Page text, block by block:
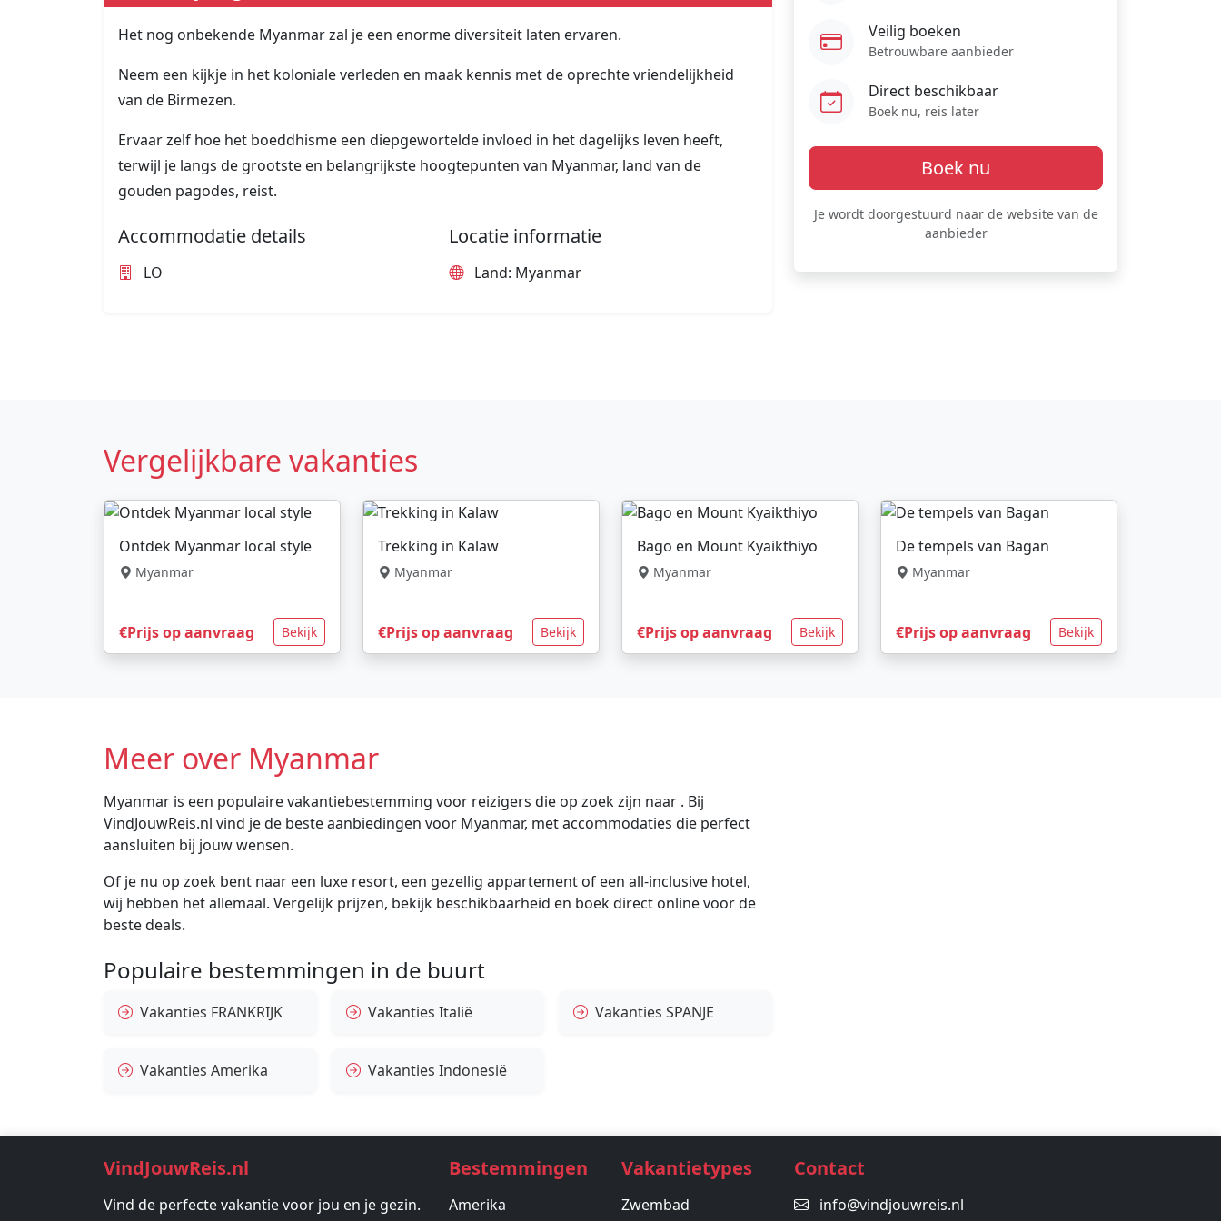
Het nog onbekende Myanmar zal je een enorme diversiteit laten ervaren.
Neem een kijkje in het koloniale verleden en maak kennis met de oprechte vriendelijkheid
van de Birmezen.
Ervaar zelf hoe het boeddhisme een diepgewortelde invloed in het dagelijks leven heeft,
terwijl je langs de grootste en belangrijkste hoogtepunten van Myanmar, land van de
gouden pagodes, reist.
Accommodatie details
LO
Locatie informatie
Land: Myanmar
Veilig boeken
Betrouwbare aanbieder
Direct beschikbaar
Boek nu, reis later
Boek nu
Je wordt doorgestuurd naar de website van de
aanbieder
Vergelijkbare vakanties
Ontdek Myanmar local style
Myanmar
€Prijs op aanvraag Bekijk
Trekking in Kalaw
Myanmar
€Prijs op aanvraag Bekijk
Bago en Mount Kyaikthiyo
Myanmar
€Prijs op aanvraag Bekijk
De tempels van Bagan
Myanmar
€Prijs op aanvraag Bekijk
Meer over Myanmar
Myanmar is een populaire vakantiebestemming voor reizigers die op zoek zijn naar . Bij
VindJouwReis.nl vind je de beste aanbiedingen voor Myanmar, met accommodaties die perfect
aansluiten bij jouw wensen.
Of je nu op zoek bent naar een luxe resort, een gezellig appartement of een all-inclusive hotel,
wij hebben het allemaal. Vergelijk prijzen, bekijk beschikbaarheid en boek direct online voor de
beste deals.
Populaire bestemmingen in de buurt
Vakanties FRANKRIJK Vakanties Italië Vakanties SPANJE
Vakanties Amerika Vakanties Indonesië
VindJouwReis.nl
Vind de perfecte vakantie voor jou en je gezin.
Bestemmingen
Amerika
Vakantietypes
Zwembad
Contact
info@vindjouwreis.nl